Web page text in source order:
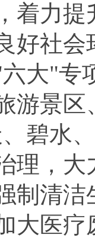
着力
好社
大"专
游景
碧水
理，
制清
大医